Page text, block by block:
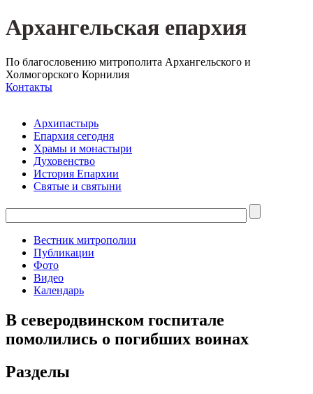
Архангельская епархия
По благословению митрополита Архангельского и
Холмогорского Корнилия
Контакты
Архипастырь
Епархия сегодня
Храмы и монастыри
Духовенство
История Епархии
Святые и святыни
Вестник митрополии
Публикации
Фото
Видео
Календарь
В северодвинском госпитале
помолились о погибших воинах
Разделы